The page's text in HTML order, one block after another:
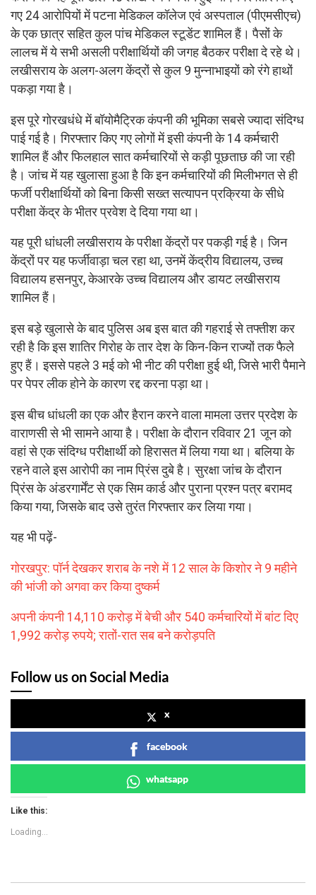
गए 24 आरोपियों में पटना मेडिकल कॉलेज एवं अस्पताल (पीएमसीएच)
के एक छात्र सहित कुल पांच मेडिकल स्टूडेंट शामिल हैं। पैसों के
लालच में ये सभी असली परीक्षार्थियों की जगह बैठकर परीक्षा दे रहे थे।
लखीसराय के अलग-अलग केंद्रों से कुल 9 मुन्नाभाइयों को रंगे हाथों
पकड़ा गया है।
इस पूरे गोरखधंधे में बॉयोमैट्रिक कंपनी की भूमिका सबसे ज्यादा संदिग्ध
पाई गई है। गिरफ्तार किए गए लोगों में इसी कंपनी के 14 कर्मचारी
शामिल हैं और फिलहाल सात कर्मचारियों से कड़ी पूछताछ की जा रही
है। जांच में यह खुलासा हुआ है कि इन कर्मचारियों की मिलीभगत से ही
फर्जी परीक्षार्थियों को बिना किसी सख्त सत्यापन प्रक्रिया के सीधे
परीक्षा केंद्र के भीतर प्रवेश दे दिया गया था।
यह पूरी धांधली लखीसराय के परीक्षा केंद्रों पर पकड़ी गई है। जिन
केंद्रों पर यह फर्जीवाड़ा चल रहा था, उनमें केंद्रीय विद्यालय, उच्च
विद्यालय हसनपुर, केआरके उच्च विद्यालय और डायट लखीसराय
शामिल हैं।
इस बड़े खुलासे के बाद पुलिस अब इस बात की गहराई से तफ्तीश कर
रही है कि इस शातिर गिरोह के तार देश के किन-किन राज्यों तक फैले
हुए हैं। इससे पहले 3 मई को भी नीट की परीक्षा हुई थी, जिसे भारी पैमाने
पर पेपर लीक होने के कारण रद्द करना पड़ा था।
इस बीच धांधली का एक और हैरान करने वाला मामला उत्तर प्रदेश के
वाराणसी से भी सामने आया है। परीक्षा के दौरान रविवार 21 जून को
वहां से एक संदिग्ध परीक्षार्थी को हिरासत में लिया गया था। बलिया के
रहने वाले इस आरोपी का नाम प्रिंस दुबे है। सुरक्षा जांच के दौरान
प्रिंस के अंडरगार्मेंट से एक सिम कार्ड और पुराना प्रश्न पत्र बरामद
किया गया, जिसके बाद उसे तुरंत गिरफ्तार कर लिया गया।
यह भी पढ़ें-
गोरखपुर: पॉर्न देखकर शराब के नशे में 12 साल के किशोर ने 9 महीने
की भांजी को अगवा कर किया दुष्कर्म
अपनी कंपनी 14,110 करोड़ में बेची और 540 कर्मचारियों में बांट दिए
1,992 करोड़ रुपये; रातों-रात सब बने करोड़पति
Follow us on Social Media
x
facebook
whatsapp
Like this:
Loading...